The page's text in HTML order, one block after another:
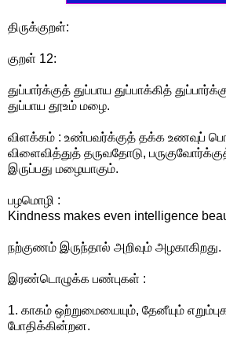
திருக்குறள்:
குறள் 12:
துப்பார்க்குத் துப்பாய துப்பாக்கித்
துப்பாய தூஉம் மழை.
விளக்கம் : உண்பவர்க்குத் தக்க உணவுப்
விளைவித்துத் தருவதோடு,
இருப்பது மழையாகும்.
பழமொழி :
Kindness makes even intelligence
நற்குணம் இருந்தால் அறிவும் அழகாகிறது.
இரண்டொழுக்க பண்புகள் :
1. காகம் ஒற்றுமையையும், தேனீயும்
போதிக்கின்றன.